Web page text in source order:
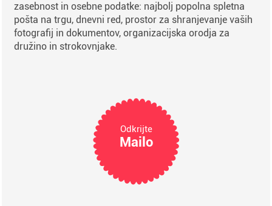
zasebnost in osebne podatke: najbolj popolna spletna
pošta na trgu, dnevni red, prostor za shranjevanje vaših
fotografij in dokumentov, organizacijska orodja za
družino in strokovnjake.
Odkrijte
Mailo